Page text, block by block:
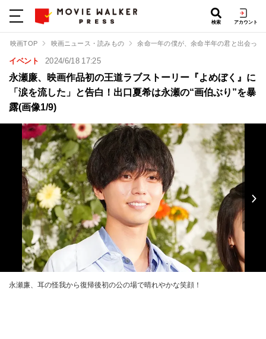
検索 アカウント
映画TOP 映画ニュース・読みもの 余命一年の僕が、余命半年の君と出会った
イベント 2024/6/18 17:25
永瀬廉、映画作品初の王道ラブストーリー『よめぼく』に
「涙を流した」と告白！出口夏希は永瀬の“画伯ぶり”を暴
露(画像1/9)
永瀬廉、耳の怪我から復帰後初の公の場で晴れやかな笑顔！